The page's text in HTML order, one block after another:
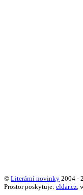
© Literární novinky 2004 -
Prostor poskytuje: eldar.cz ,